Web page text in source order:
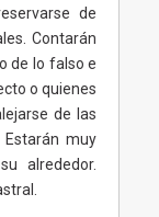
de
Contarán
de lo falso e
o quienes
de las
Estarán muy
alrededor.